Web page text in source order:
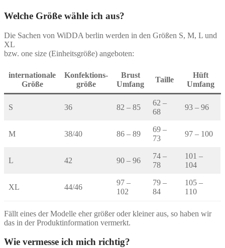
Varianten
auf.
Optionen
auf
Produktseite
gewählt
werden
Welche Größe wähle ich aus?
Die Sachen von WiDDA berlin werden in den Größen S, M, L und
XL
bzw. one size (Einheitsgröße) angeboten:
internationale
Größe
Konfektions-
größe
Brust
Umfang
Taille
Hüft
Umfang
S 36 82 – 85
62 –
68
93 – 96
M 38/40 86 – 89
69 –
73
97 – 100
L 42 90 – 96
74 –
78
101 –
104
XL 44/46
97 –
102
79 –
84
105 –
110
Fällt eines der Modelle eher größer oder kleiner aus, so haben wir
das in der Produktinformation vermerkt.
Wie vermesse ich mich richtig?